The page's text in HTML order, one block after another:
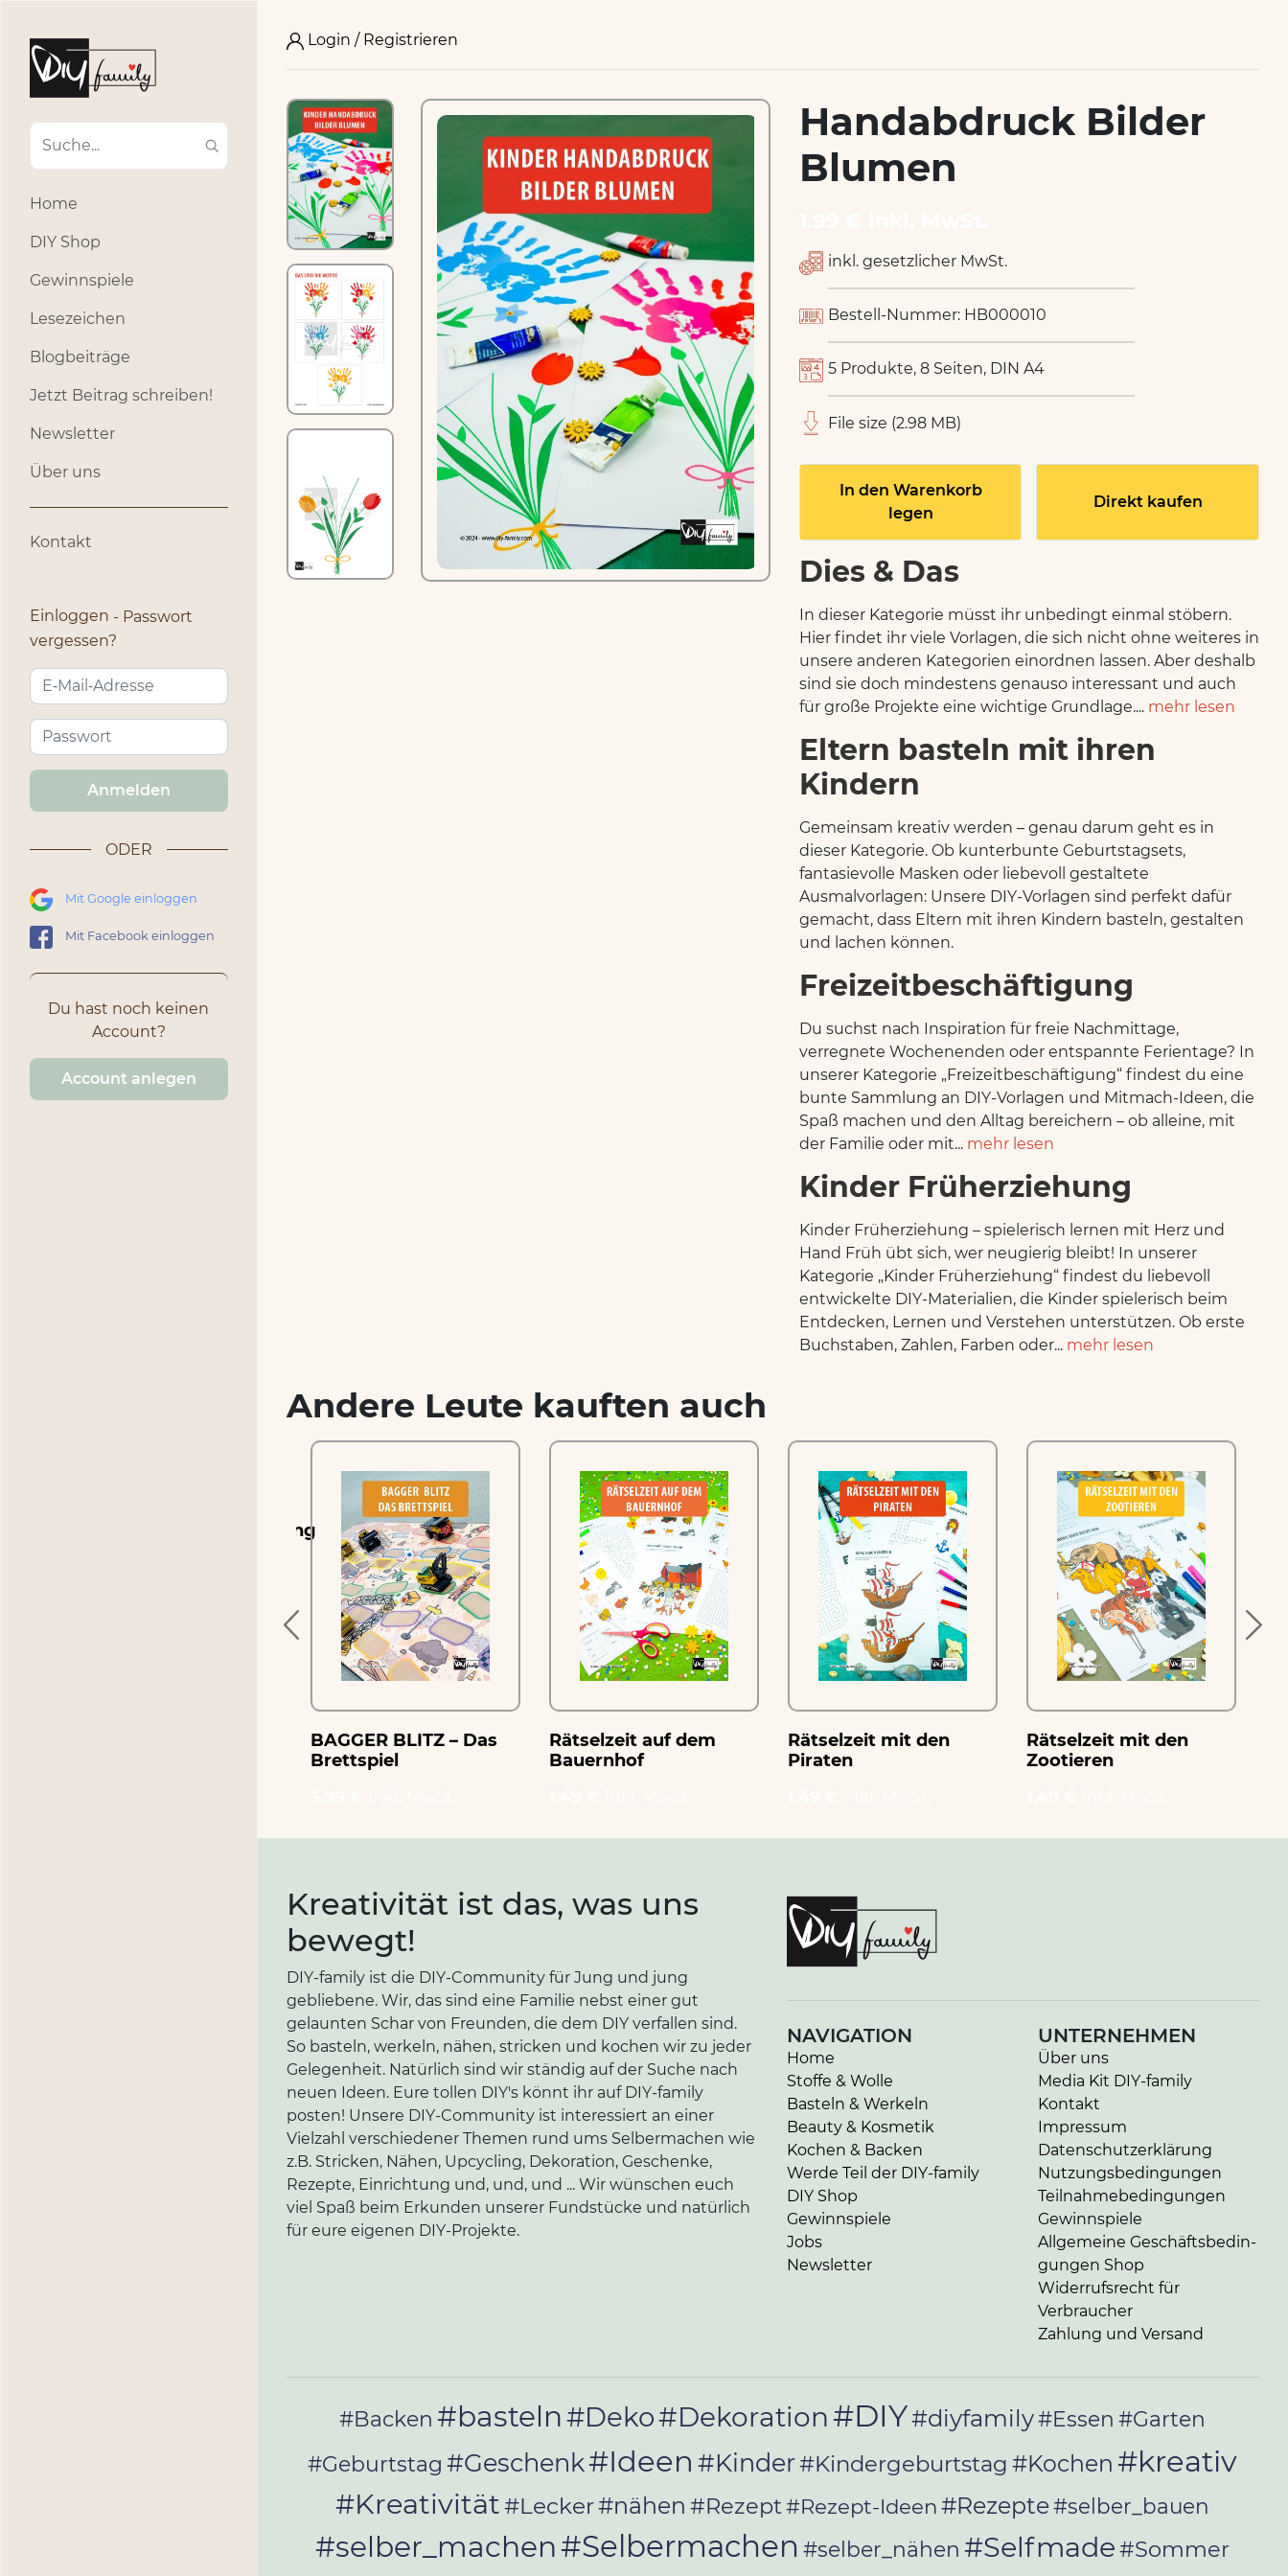
Home
DIY Shop
Gewinnspiele
Lesezeichen
Blogbeiträge
Jetzt Beitrag schreiben!
Newsletter
Über uns
Kontakt
Einloggen
Passwort
vergessen?
Anmelden
ODER
Mit Google einloggen
Mit Facebook einloggen
Du hast noch keinen
Account?
Account anlegen
Login / Registrieren
Handabdruck Bilder
Blumen
inkl. gesetzlicher MwSt.
Bestell-Nummer: HB000010
5 Produkte, 8 Seiten, DIN A4
File size (2.98 MB)
In den Warenkorb
legen
Direkt kaufen
Dies & Das
In dieser Kategorie müsst ihr unbedingt einmal stöbern.
Hier findet ihr viele Vorlagen, die sich nicht ohne weiteres in
unsere anderen Kategorien einordnen lassen. Aber deshalb
sind sie doch mindestens genauso interessant und auch
für große Projekte eine wichtige Grundlage.... mehr lesen
Eltern basteln mit ihren
Kindern
Gemeinsam kreativ werden – genau darum geht es in
dieser Kategorie. Ob kunterbunte Geburtstagsets,
fantasievolle Masken oder liebevoll gestaltete
Ausmalvorlagen: Unsere DIY-Vorlagen sind perfekt dafür
gemacht, dass Eltern mit ihren Kindern basteln, gestalten
und lachen können.
Freizeitbeschäftigung
Du suchst nach Inspiration für freie Nachmittage,
verregnete Wochenenden oder entspannte Ferientage? In
unserer Kategorie „Freizeitbeschäftigung“ findest du eine
bunte Sammlung an DIY-Vorlagen und Mitmach-Ideen, die
Spaß machen und den Alltag bereichern – ob alleine, mit
der Familie oder mit... mehr lesen
Kinder Früherziehung
Kinder Früherziehung – spielerisch lernen mit Herz und
Hand Früh übt sich, wer neugierig bleibt! In unserer
Kategorie „Kinder Früherziehung“ findest du liebevoll
entwickelte DIY-Materialien, die Kinder spielerisch beim
Entdecken, Lernen und Verstehen unterstützen. Ob erste
Buchstaben, Zahlen, Farben oder... mehr lesen
Andere Leute kauften auch
Ausmalvorlagensammlung
BAGGER BLITZ – Das
Brettspiel
Rätselzeit auf dem
Bauernhof
Rätselzeit mit den
Piraten
Rätselzeit mit den
Zootieren
Kreativität ist das, was uns
bewegt!
DIY-family ist die DIY-Community für Jung und jung
gebliebene. Wir, das sind eine Familie nebst einer gut
gelaunten Schar von Freunden, die dem DIY verfallen sind.
So basteln, werkeln, nähen, stricken und kochen wir zu jeder
Gelegenheit. Natürlich sind wir ständig auf der Suche nach
neuen Ideen. Eure tollen DIY's könnt ihr auf DIY-family
posten! Unsere DIY-Community ist interessiert an einer
Vielzahl verschiedener Themen rund ums Selbermachen wie
z.B. Stricken, Nähen, Upcycling, Dekoration, Geschenke,
Rezepte, Einrichtung und, und, und ... Wir wünschen euch
viel Spaß beim Erkunden unserer Fundstücke und natürlich
für eure eigenen DIY-Projekte.
NAVIGATION
Home
Stoffe & Wolle
Basteln & Werkeln
Beauty & Kosmetik
Kochen & Backen
Werde Teil der DIY-family
DIY Shop
Gewinnspiele
Jobs
Newsletter
UNTERNEHMEN
Über uns
Media Kit DIY-family
Kontakt
Impressum
Da­ten­schutz­er­klä­rung
Nut­zungs­be­din­gun­gen
Teil­nah­me­be­din­gun­gen
Gewinnspiele
Allgemeine Ge­schäfts­be­din­
gun­gen Shop
Widerrufsrecht für
Verbraucher
Zahlung und Versand
#Backen #basteln#Deko#Dekoration #DIY#diyfamily#Essen #Garten
#Geburtstag #Geschenk#Ideen #Kinder#Kindergeburtstag #Kochen #kreativ
#Kreativität#Lecker#nähen #Rezept#Rezept-Ideen #Rezepte#selber_bauen
#selber_machen#Selbermachen #selber_nähen #Selfmade#Sommer